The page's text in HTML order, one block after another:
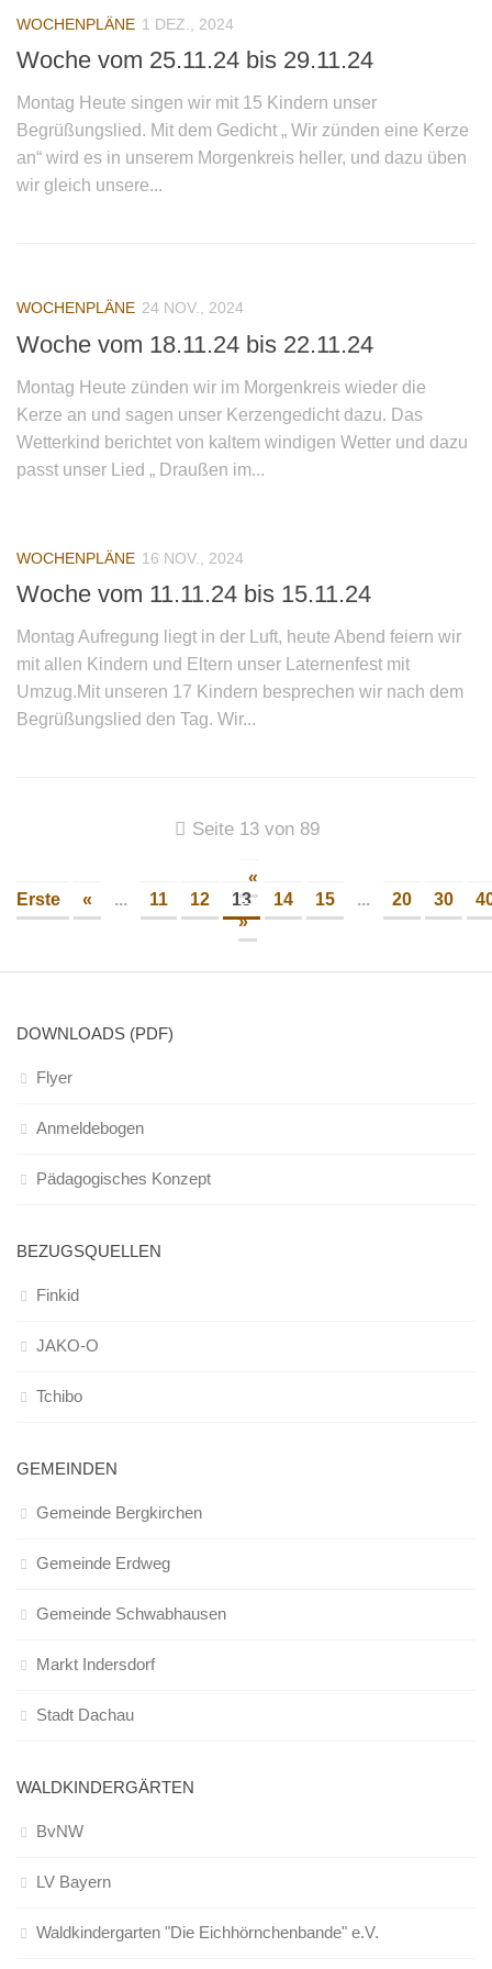
Kindergarten
Team
Pädagogisches Konzept
Ausrüstung im Kindergarten
Archiv
Presse
Waldspielgruppe
Pädagogisches Konzept
Wald- und Naturpädagogik
Bildergalerie
Galerie 2014/2015
Galerie 2013/2014
WOCHENPLÄNE 1 DEZ., 2024
Woche vom 25.11.24 bis 29.11.24
Montag Heute singen wir mit 15 Kindern unser
Begrüßungslied. Mit dem Gedicht „ Wir zünden eine Kerze
an“ wird es in unserem Morgenkreis heller, und dazu üben
wir gleich unsere...
WOCHENPLÄNE 24 NOV., 2024
Woche vom 18.11.24 bis 22.11.24
Montag Heute zünden wir im Morgenkreis wieder die
Kerze an und sagen unser Kerzengedicht dazu. Das
Wetterkind berichtet von kaltem windigen Wetter und dazu
passt unser Lied „ Draußen im...
WOCHENPLÄNE 16 NOV., 2024
Woche vom 11.11.24 bis 15.11.24
Montag Aufregung liegt in der Luft, heute Abend feiern wir
mit allen Kindern und Eltern unser Laternenfest mit
Umzug.Mit unseren 17 Kindern besprechen wir nach dem
Begrüßungslied den Tag. Wir...
Seite 13 von 89
«
Erste
« ... 11 12 13 14 15 ... 20 30
»
DOWNLOADS (PDF)
Flyer
Anmeldebogen
Pädagogisches Konzept
BEZUGSQUELLEN
Finkid
JAKO-O
Tchibo
GEMEINDEN
Gemeinde Bergkirchen
Gemeinde Erdweg
Gemeinde Schwabhausen
Markt Indersdorf
Stadt Dachau
WALDKINDERGÄRTEN
BvNW
LV Bayern
Waldkindergarten "Die Eichhörnchenbande" e.V.